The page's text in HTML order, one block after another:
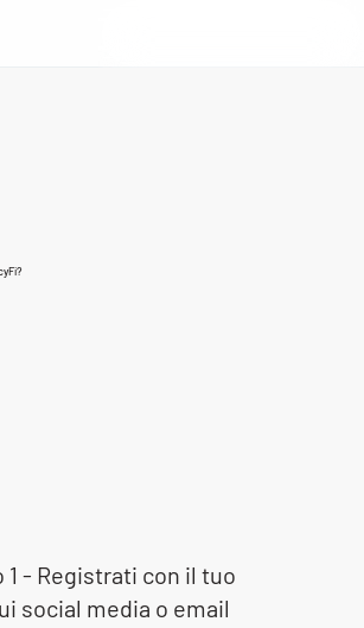
1 - Registrati con il tuo
social media o email